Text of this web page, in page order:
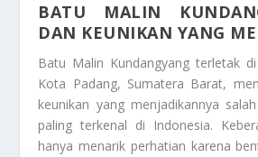
BATU MALIN
DAN KEUNIKAN YANG
Batu Malin Kundangyang terletak
Kota Padang, Sumatera Barat,
keunikan yang menjadikannya
paling terkenal di Indonesia.
hanya menarik perhatian karena